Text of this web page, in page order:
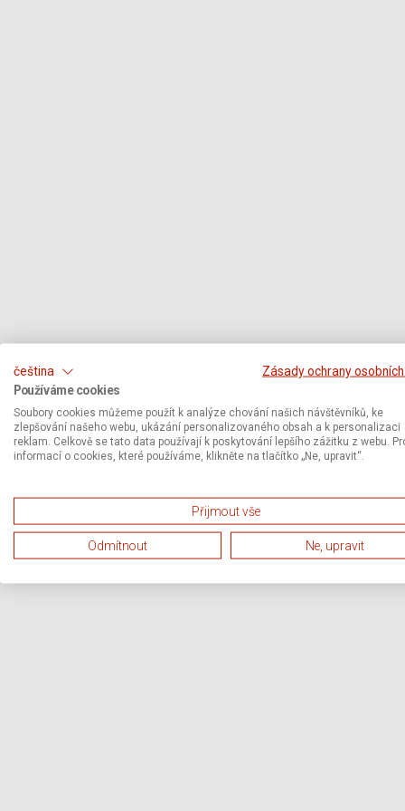
čeština
Zásady ochrany
Používáme cookies
Soubory cookies můžeme použít k analýze chování našich návštěvníků, ke
zlepšování našeho webu, ukázání personalizovaného obsah a k personalizaci
reklam. Celkově se tato data používají k poskytování lepšího zážitku z webu.
informací o cookies, které používáme, klikněte na tlačítko „Ne, upravit“.
Přijmout vše
Odmítnout Ne, upravit